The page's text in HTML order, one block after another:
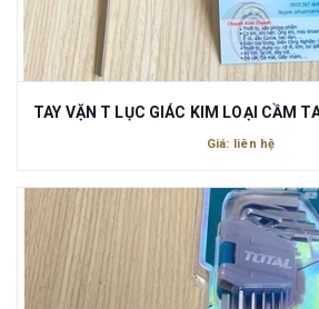
TAY VẶN T LỤC GIÁC KIM LOẠI CẦM
Giá: liên hệ